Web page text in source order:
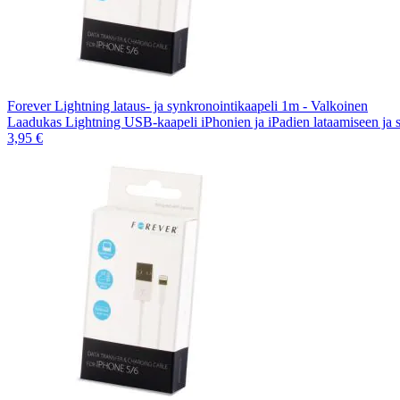
Forever Lightning lataus- ja synkronointikaapeli 1m - Valkoinen
Laadukas Lightning USB-kaapeli iPhonien ja iPadien lataamiseen
3,95 €